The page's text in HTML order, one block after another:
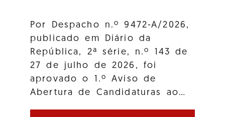
Por Despacho n.º 9472-A/2026,
publicado em Diário da
República, 2ª série, n.º 143 de
27 de julho de 2026, foi
aprovado o 1.º Aviso de
Abertura de Candidaturas ao…